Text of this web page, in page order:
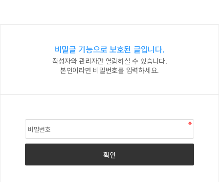
비밀글 기능으로 보호된 글입니다.
작성자와 관리자만 열람하실 수 있습니다.
본인이라면 비밀번호를 입력하세요.